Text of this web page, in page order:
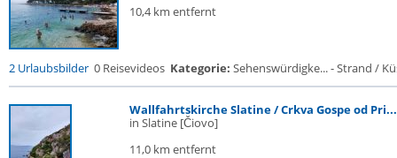
10,4 km entfernt
2 Urlaubsbilder 0 Reisevideos Kategorie: Sehenswürdigke... - Strand /
Wallfahrtskirche Slatine / Crkva Gospe od Pri...
in Slatine [Čiovo]
11,0 km entfernt